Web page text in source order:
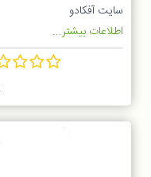
سایت آفکادو
اطلاعات بیشتر...